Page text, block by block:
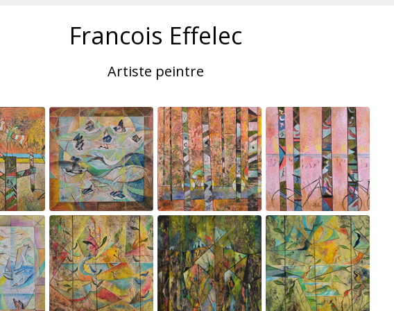
Francois Effelec
Artiste peintre